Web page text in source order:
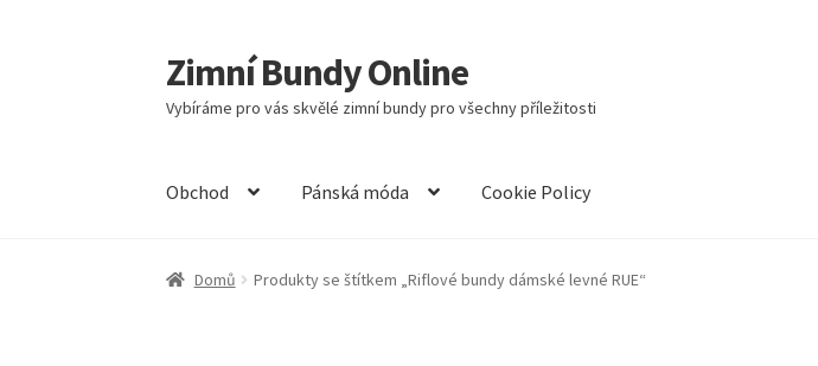
Přeskočit
na
navigaci
Přejít
k
obsahu
Zimní Bundy Online
Vybíráme pro vás skvělé zimní bundy pro všechny příležitosti
Obchod Pánská móda Cookie Policy
Domů Produkty se štítkem „Riflové bundy dámské levné RUE“